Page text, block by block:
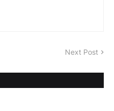
Next Post